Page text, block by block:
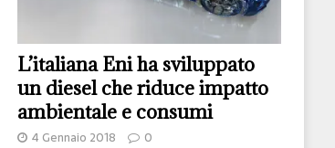
L’italiana Eni ha sviluppato
un diesel che riduce impatto
ambientale e consumi
4 Gennaio 2018 0